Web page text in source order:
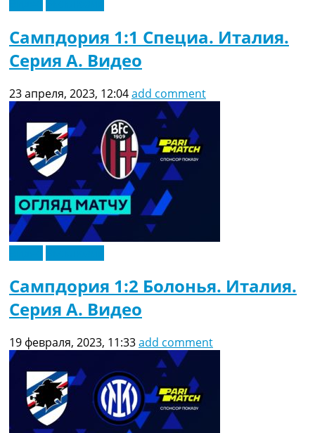
Сампдория 1:1 Специа. Италия.
Серия A. Видео
23 апреля, 2023, 12:04add comment
Сампдория 1:2 Болонья. Италия.
Серия A. Видео
19 февраля, 2023, 11:33add comment